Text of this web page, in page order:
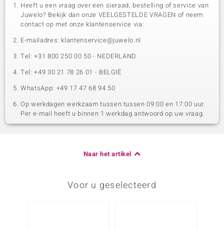
Heeft u een vraag over een sieraad, bestelling of service van
Juwelo? Bekijk dan onze VEELGESTELDE VRAGEN of neem
contact op met onze klantenservice via:
E-mailadres: klantenservice@juwelo.nl
Tel: +31 800 250 00 50 - NEDERLAND
Tel: +49 30 21 78 26 01 - BELGIË
WhatsApp: +49 17 47 68 94 50
Op werkdagen werkzaam tussen tussen 09:00 en 17:00 uur.
Per e-mail heeft u binnen 1 werkdag antwoord op uw vraag.
Naar het artikel
Voor u geselecteerd